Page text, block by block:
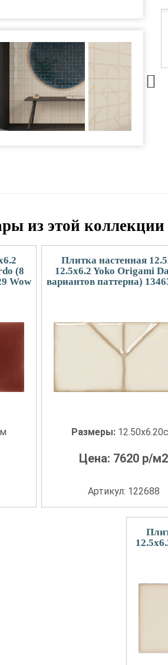
из этой коллекции
(8
Wow
Плитка настенная
12.5x6.2 Yoko Origami
вариантов паттерна)
Размеры:
Цена: 7620 р/м2
Артикул: 122688